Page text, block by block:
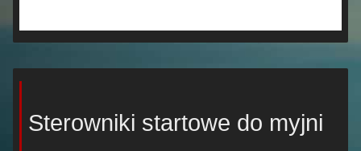
Sterowniki startowe do myjni